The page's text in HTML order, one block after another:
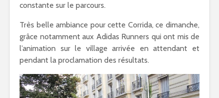
constante sur le parcours.
Très belle ambiance pour cette Corrida, ce dimanche,
grâce notamment aux Adidas Runners qui ont mis de
l’animation sur le village arrivée en attendant et
pendant la proclamation des résultats.